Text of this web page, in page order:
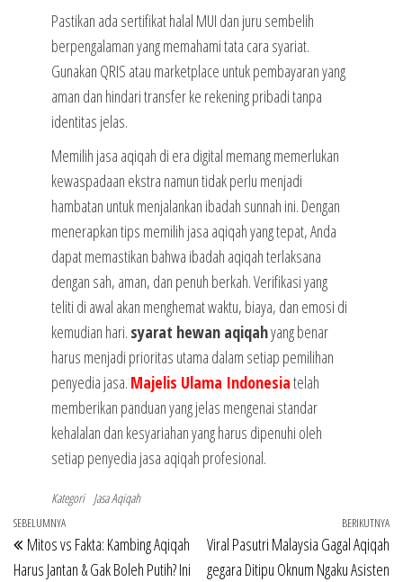
Pastikan ada sertifikat halal MUI dan juru sembelih
berpengalaman yang memahami tata cara syariat.
Gunakan QRIS atau marketplace untuk pembayaran yang
aman dan hindari transfer ke rekening pribadi tanpa
identitas jelas.
Memilih jasa aqiqah di era digital memang memerlukan
kewaspadaan ekstra namun tidak perlu menjadi
hambatan untuk menjalankan ibadah sunnah ini. Dengan
menerapkan tips memilih jasa aqiqah yang tepat, Anda
dapat memastikan bahwa ibadah aqiqah terlaksana
dengan sah, aman, dan penuh berkah. Verifikasi yang
teliti di awal akan menghemat waktu, biaya, dan emosi di
kemudian hari. syarat hewan aqiqahyang benar
harus menjadi prioritas utama dalam setiap pemilihan
penyedia jasa. Majelis Ulama Indonesiatelah
memberikan panduan yang jelas mengenai standar
kehalalan dan kesyariahan yang harus dipenuhi oleh
setiap penyedia jasa aqiqah profesional.
Kategori Jasa Aqiqah
Navigasi
pos
Pos
Sebelumnya
SEBELUMNYA
Mitos vs Fakta: Kambing Aqiqah
Harus Jantan & Gak Boleh Putih? Ini
BERIKUTNYA
Viral Pasutri Malaysia Gagal Aqiqah
gegara Ditipu Oknum Ngaku Asisten